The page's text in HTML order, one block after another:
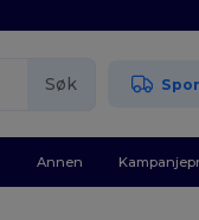
Søk
Annen